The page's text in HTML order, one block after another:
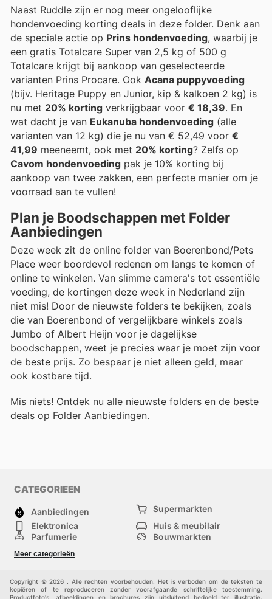
Naast Ruddle zijn er nog meer ongelooflijke
hondenvoeding korting deals in deze folder. Denk aan
de speciale actie op Prins hondenvoeding, waarbij je
een gratis Totalcare Super van 2,5 kg of 500 g
Totalcare krijgt bij aankoop van geselecteerde
varianten Prins Procare. Ook Acana puppyvoeding
(bijv. Heritage Puppy en Junior, kip & kalkoen 2 kg) is
nu met 20% korting verkrijgbaar voor € 18,39. En
wat dacht je van Eukanuba hondenvoeding (alle
varianten van 12 kg) die je nu van € 52,49 voor €
41,99 meeneemt, ook met 20% korting? Zelfs op
Cavom hondenvoeding pak je 10% korting bij
aankoop van twee zakken, een perfecte manier om je
voorraad aan te vullen!
Plan je Boodschappen met Folder
Aanbiedingen
Deze week zit de online folder van Boerenbond/Pets
Place weer boordevol redenen om langs te komen of
online te winkelen. Van slimme camera's tot essentiële
voeding, de kortingen deze week in Nederland zijn
niet mis! Door de nieuwste folders te bekijken, zoals
die van Boerenbond of vergelijkbare winkels zoals
Jumbo of Albert Heijn voor je dagelijkse
boodschappen, weet je precies waar je moet zijn voor
de beste prijs. Zo bespaar je niet alleen geld, maar
ook kostbare tijd.
Mis niets! Ontdek nu alle nieuwste folders en de beste
deals op Folder Aanbiedingen.
CATEGORIEEN
Aanbiedingen
Supermarkten
Elektronica
Huis & meubilair
Parfumerie
Bouwmarkten
Kinderen
Meer categorieën
Copyright © 2026 . Alle rechten voorbehouden. Het is verboden om de teksten te
kopiëren of te reproduceren zonder voorafgaande schriftelijke toestemming.
Productfoto's, afbeeldingen en brochures zijn uitsluitend bedoeld ter illustratie.